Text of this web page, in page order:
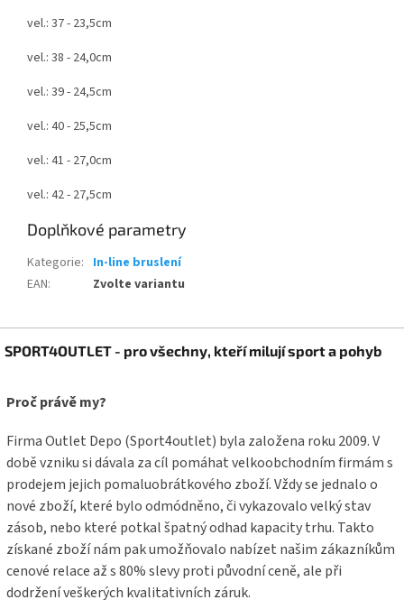
vel.: 37 - 23,5cm
vel.: 38 - 24,0cm
vel.: 39 - 24,5cm
vel.: 40 - 25,5cm
vel.: 41 - 27,0cm
vel.: 42 - 27,5cm
Doplňkové parametry
Kategorie: In-line bruslení
EAN: Zvolte variantu
á
a
SPORT4OUTLET - pro všechny, kteří milují sport a pohyb
Proč právě my?
Firma Outlet Depo (Sport4outlet) byla založena roku 2009. V
době vzniku si dávala za cíl pomáhat velkoobchodním firmám s
prodejem jejich pomaluobrátkového zboží. Vždy se jednalo o
nové zboží, které bylo odmódněno, či vykazovalo velký stav
zásob, nebo které potkal špatný odhad kapacity trhu. Takto
získané zboží nám pak umožňovalo nabízet našim zákazníkům
cenové relace až s 80% slevy proti původní ceně, ale při
dodržení veškerých kvalitativních záruk.